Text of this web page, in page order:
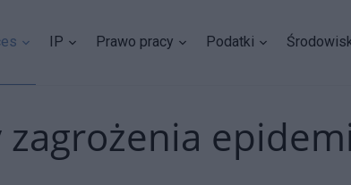
IP Prawo pracy Podatki